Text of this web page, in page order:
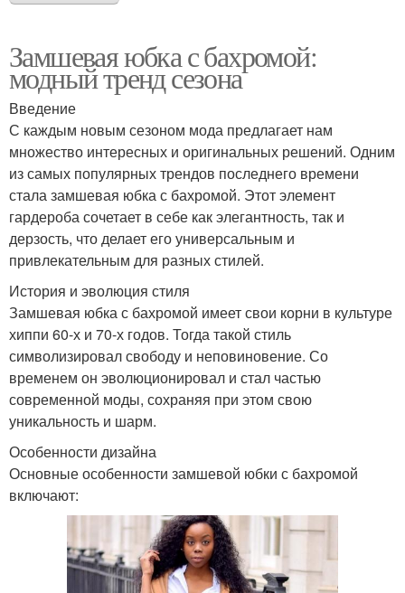
Замшевая юбка с бахромой:
модный тренд сезона
Введение
С каждым новым сезоном мода предлагает нам
множество интересных и оригинальных решений. Одним
из самых популярных трендов последнего времени
стала замшевая юбка с бахромой. Этот элемент
гардероба сочетает в себе как элегантность, так и
дерзость, что делает его универсальным и
привлекательным для разных стилей.
История и эволюция стиля
Замшевая юбка с бахромой имеет свои корни в культуре
хиппи 60-х и 70-х годов. Тогда такой стиль
символизировал свободу и неповиновение. Со
временем он эволюционировал и стал частью
современной моды, сохраняя при этом свою
уникальность и шарм.
Особенности дизайна
Основные особенности замшевой юбки с бахромой
включают: